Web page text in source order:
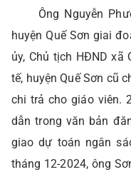
Ông Nguyễn
huyện Quế Sơn giai
ủy, Chủ tịch HĐND xã
tế, huyện Quế Sơn cũ
chi trả cho giáo viên.
dẫn trong văn bản
giao dự toán ngân
tháng 12-2024, ông